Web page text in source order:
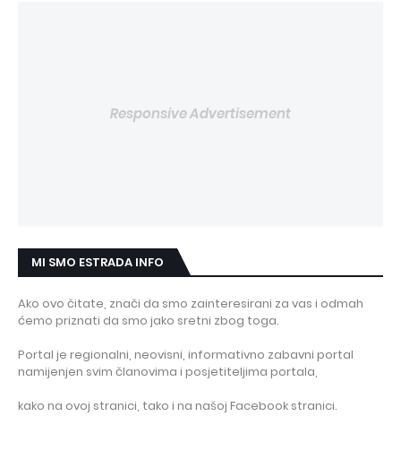
Responsive Advertisement
MI SMO ESTRADA INFO
Ako ovo čitate, znači da smo zainteresirani za vas i odmah
ćemo priznati da smo jako sretni zbog toga.
Portal je regionalni, neovisni, informativno zabavni portal
namijenjen svim članovima i posjetiteljima portala,
kako na ovoj stranici, tako i na našoj Facebook stranici.